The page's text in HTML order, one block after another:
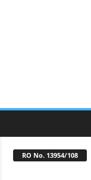
RO No. 13954/108